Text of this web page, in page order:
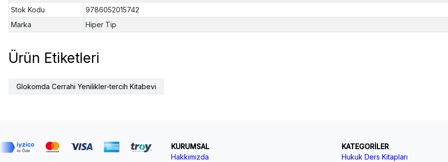
Stok Kodu
9786052015742
Marka
Hiper Tip
Ürün Etiketleri
Glokomda Cerrahi Yenilikler-tercih Kitabevi
KURUMSAL
Hakkımızda
KATEGORİLER
Hukuk Ders Kitapları